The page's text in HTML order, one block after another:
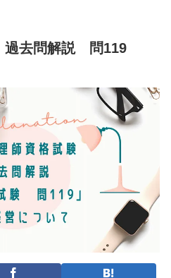
過去問解説 問119